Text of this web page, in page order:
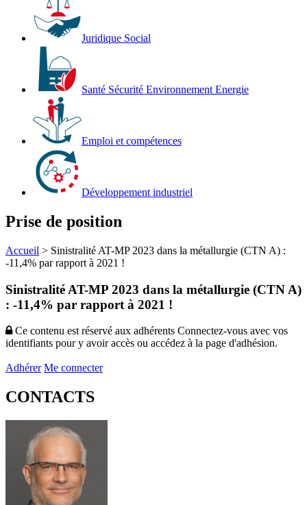
Juridique Social
Santé Sécurité Environnement Energie
Emploi et compétences
Développement industriel
Prise de position
Accueil > Sinistralité AT-MP 2023 dans la métallurgie (CTN A) :
-11,4% par rapport à 2021 !
Sinistralité AT-MP 2023 dans la métallurgie (CTN A)
: -11,4% par rapport à 2021 !
Ce contenu est réservé aux adhérents Connectez-vous avec vos
identifiants pour y avoir accès ou accédez à la page d'adhésion.
Adhérer Me connecter
CONTACTS